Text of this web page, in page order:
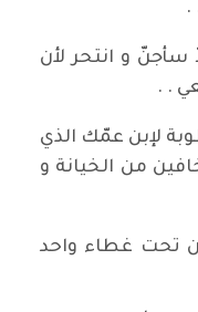
.
سأجنّ و انتحر لأن
. .
لإبن عمّك الذي
من الخيانة و
تحت غطاء واحد